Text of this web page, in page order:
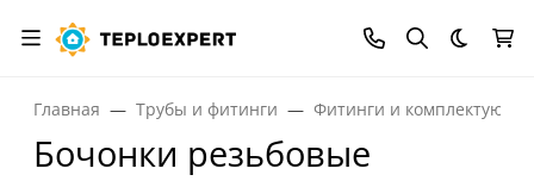
Темная
Главная Трубы и фитинги Фитинги и
Бочонки резьбовые